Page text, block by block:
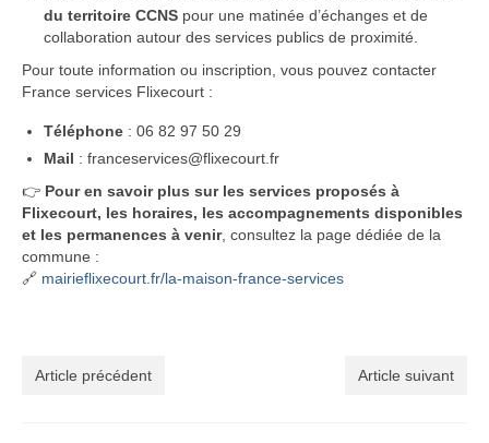
du territoire CCNS pour une matinée d’échanges et de
collaboration autour des services publics de proximité.
Pour toute information ou inscription, vous pouvez contacter
France services Flixecourt :
Téléphone : 06 82 97 50 29
Mail : franceservices@flixecourt.fr
👉 Pour en savoir plus sur les services proposés à
Flixecourt, les horaires, les accompagnements disponibles
et les permanences à venir, consultez la page dédiée de la
commune :
🔗 mairieflixecourt.fr/la-maison-france-services
Article précédent Article suivant